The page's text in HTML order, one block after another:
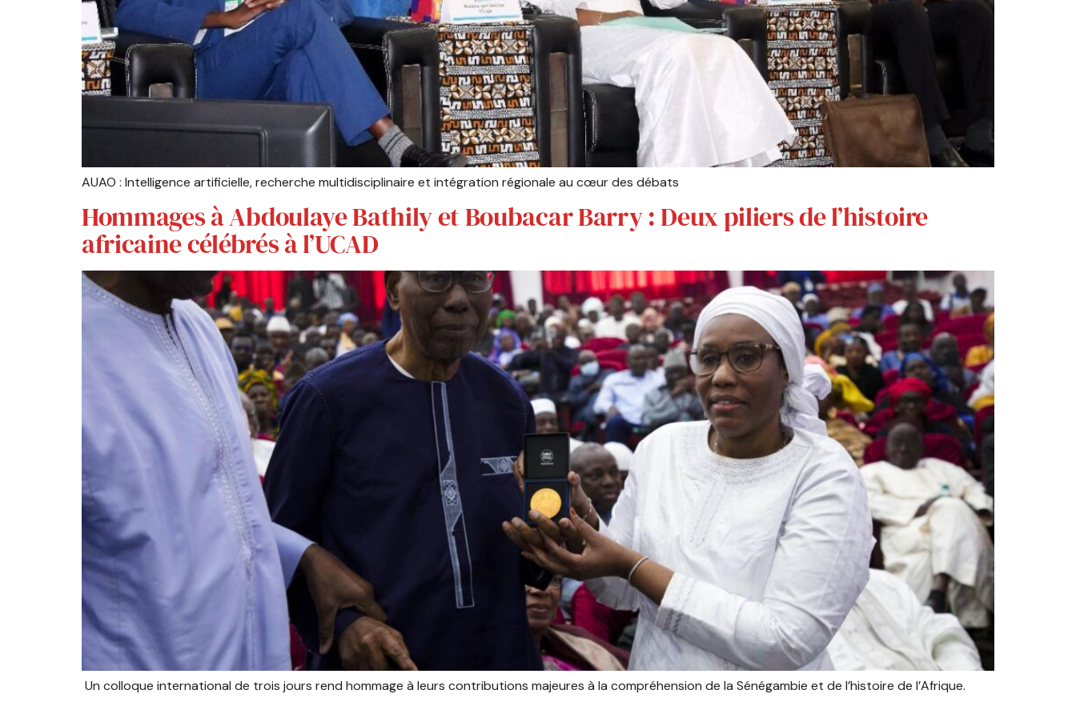
AUAO : Intelligence artificielle, recherche multidisciplinaire et intégration régionale au cœur des débats
Hommages à Abdoulaye Bathily et Boubacar Barry : Deux piliers de l’histoire
africaine célébrés à l’UCAD
Un colloque international de trois jours rend hommage à leurs contributions majeures à la compréhension de la Sénégambie et de l’histoire de l’Afrique.